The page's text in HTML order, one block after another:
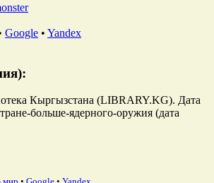
Google • Yandex
Кыргызстана (LIBRARY.KG). Дата
больше-ядерного-оружия (дата